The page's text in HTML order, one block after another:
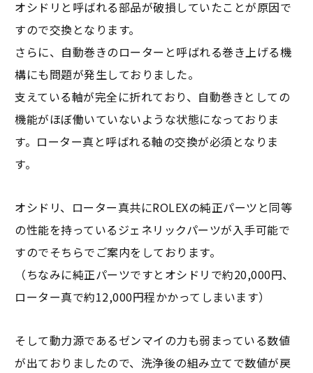
オシドリと呼ばれる部品が破損していたことが原因で
すので交換となります。
さらに、自動巻きのローターと呼ばれる巻き上げる機
構にも問題が発生しておりました。
支えている軸が完全に折れており、自動巻きとしての
機能がほぼ働いていないような状態になっておりま
す。ローター真と呼ばれる軸の交換が必須となりま
す。
オシドリ、ローター真共にROLEXの純正パーツと同等
の性能を持っているジェネリックパーツが入手可能で
すのでそちらでご案内をしております。
（ちなみに純正パーツですとオシドリで約20,000円、
ローター真で約12,000円程かかってしまいます）
そして動力源であるゼンマイの力も弱まっている数値
が出ておりましたので、洗浄後の組み立てで数値が戻